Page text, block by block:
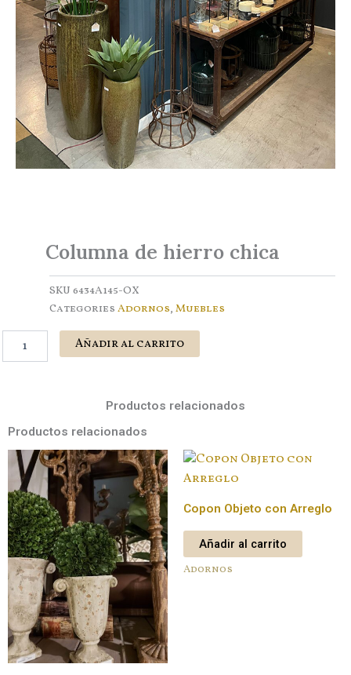
Columna de hierro chica
SKU 6434A145-OX
Categories Adornos, Muebles
Añadir al carrito
Productos relacionados
Productos relacionados
Copon Objeto con Arreglo
Añadir al carrito
Adornos